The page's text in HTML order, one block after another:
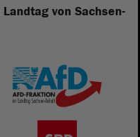
von Sachsen-